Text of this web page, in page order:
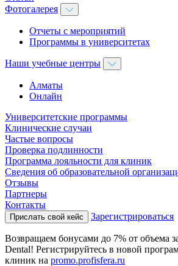
Фотогалерея
Отчеты с мероприятий
Программы в университетах
Наши учебные центры
Алматы
Онлайн
Университетские программы
Клинические случаи
Частые вопросы
Проверка подлинности
Программа лояльности для клиник
Сведения об образовательной
Отзывы
Партнеры
Контакты
Прислать свой кейс Зарегистрироваться
Возвращаем бонусами до 7% от объема
Dental! Регистрируйтесь в новой
клиник на promo.profisfera.ru